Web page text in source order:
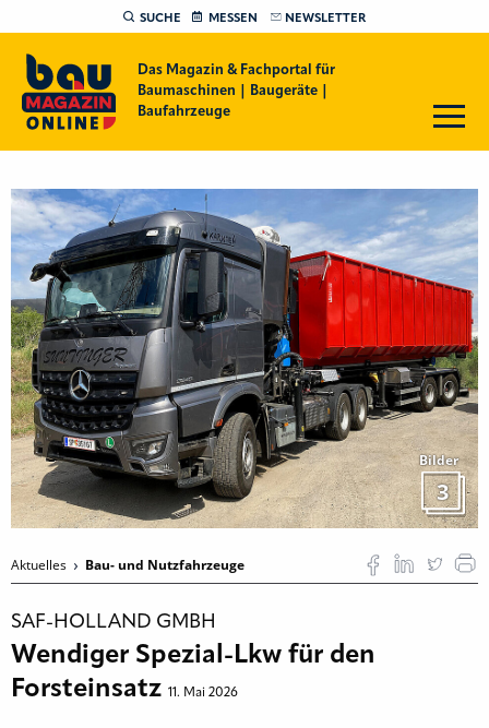
SUCHE MESSEN NEWSLETTER
Das Magazin & Fachportal für
Baumaschinen | Baugeräte |
Baufahrzeuge
Bilder
3
Aktuelles Bau- und Nutzfahrzeuge
SAF-HOLLAND GMBH
Wendiger Spezial-Lkw für den
Forsteinsatz 11. Mai 2026